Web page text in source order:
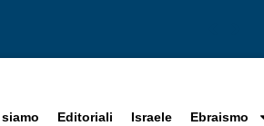
Editoriali Israele Ebraismo